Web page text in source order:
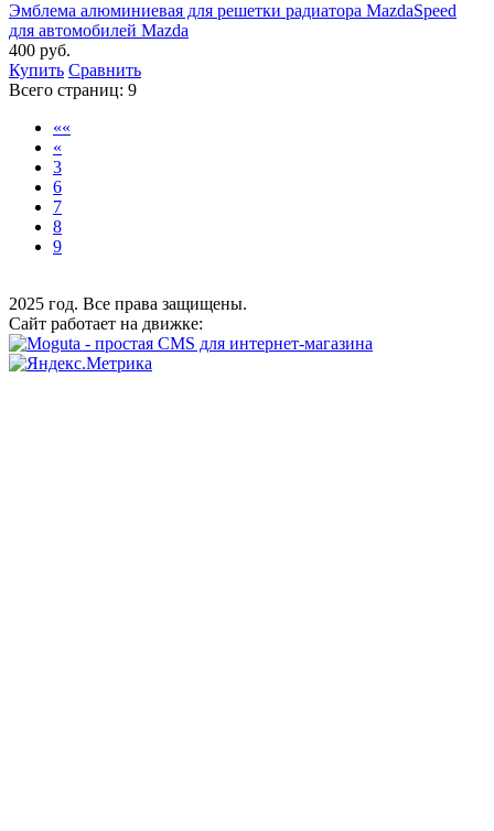
Эмблема алюминиевая для решетки радиатора MazdaSpeed
для автомобилей Mazda
400 руб.
Купить Сравнить
Всего страниц: 9
««
«
3
6
7
8
9
2025 год. Все права защищены.
Сайт работает на движке: